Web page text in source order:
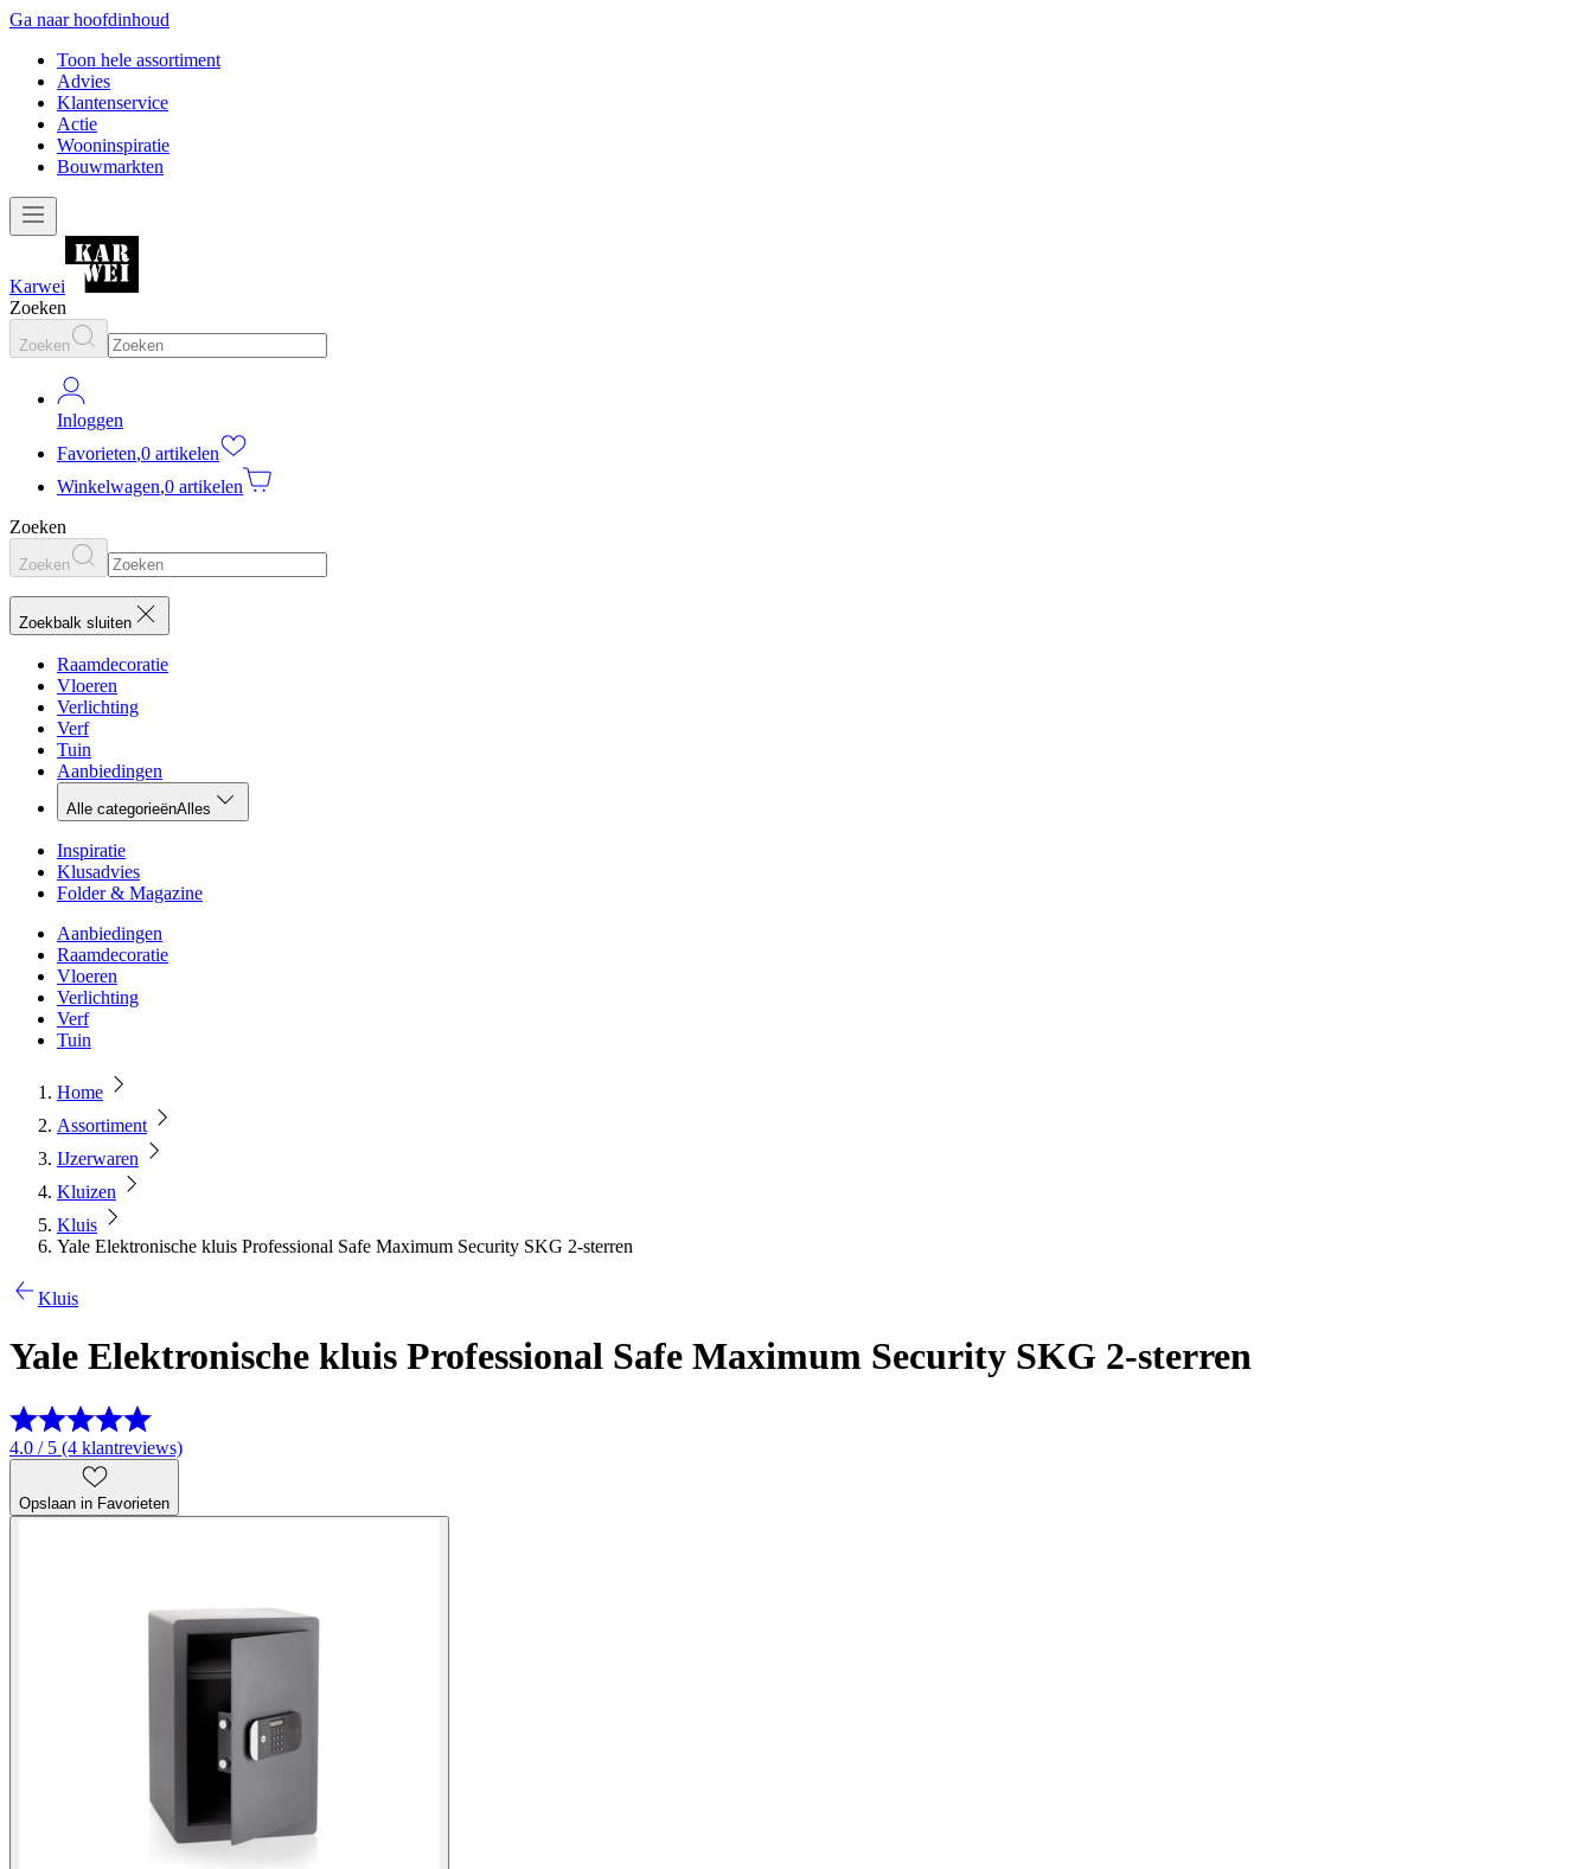
Ga naar hoofdinhoud
Toon hele assortiment
Advies
Klantenservice
Actie
Wooninspiratie
Bouwmarkten
Karwei
Zoeken
Zoeken
Inloggen
Favorieten,0 artikelen
Winkelwagen,0 artikelen
Zoeken
Zoeken
Zoekbalk sluiten
Raamdecoratie
Vloeren
Verlichting
Verf
Tuin
Aanbiedingen
Alle categorieënAlles
Inspiratie
Klusadvies
Folder & Magazine
Aanbiedingen
Raamdecoratie
Vloeren
Verlichting
Verf
Tuin
Home
Assortiment
IJzerwaren
Kluizen
Kluis
Yale Elektronische kluis Professional Safe Maximum Security SKG 2-sterren
Kluis
Yale Elektronische kluis Professional Safe Maximum Security SKG 2-sterren
4.0 / 5 (4 klantreviews)
Opslaan in Favorieten